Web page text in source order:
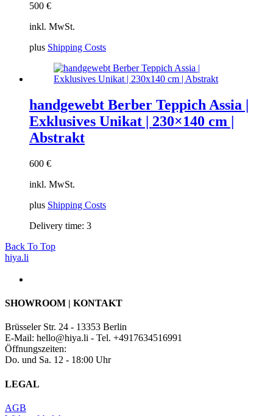
500 €
inkl. MwSt.
plus Shipping Costs
handgewebt Berber Teppich Assia |
Exklusives Unikat | 230×140 cm |
Abstrakt
600 €
inkl. MwSt.
plus Shipping Costs
Delivery time: 3
Back To Top
hiya.li
SHOWROOM | KONTAKT
Brüsseler Str. 24 - 13353 Berlin
E-Mail: hello@hiya.li - Tel. +4917634516991
Öffnungszeiten:
Do. und Sa. 12 - 18:00 Uhr
LEGAL
AGB